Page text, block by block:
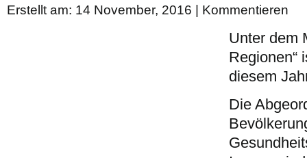
Erstellt am: 14 November, 2016 | Kommentieren
Unter dem
Regionen“
diesem
Die